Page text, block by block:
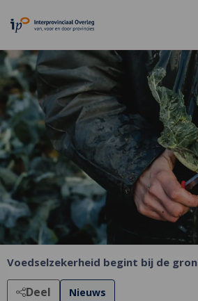
Homepagina
Voedselzekerheid begint bij de
Deel Nieuws